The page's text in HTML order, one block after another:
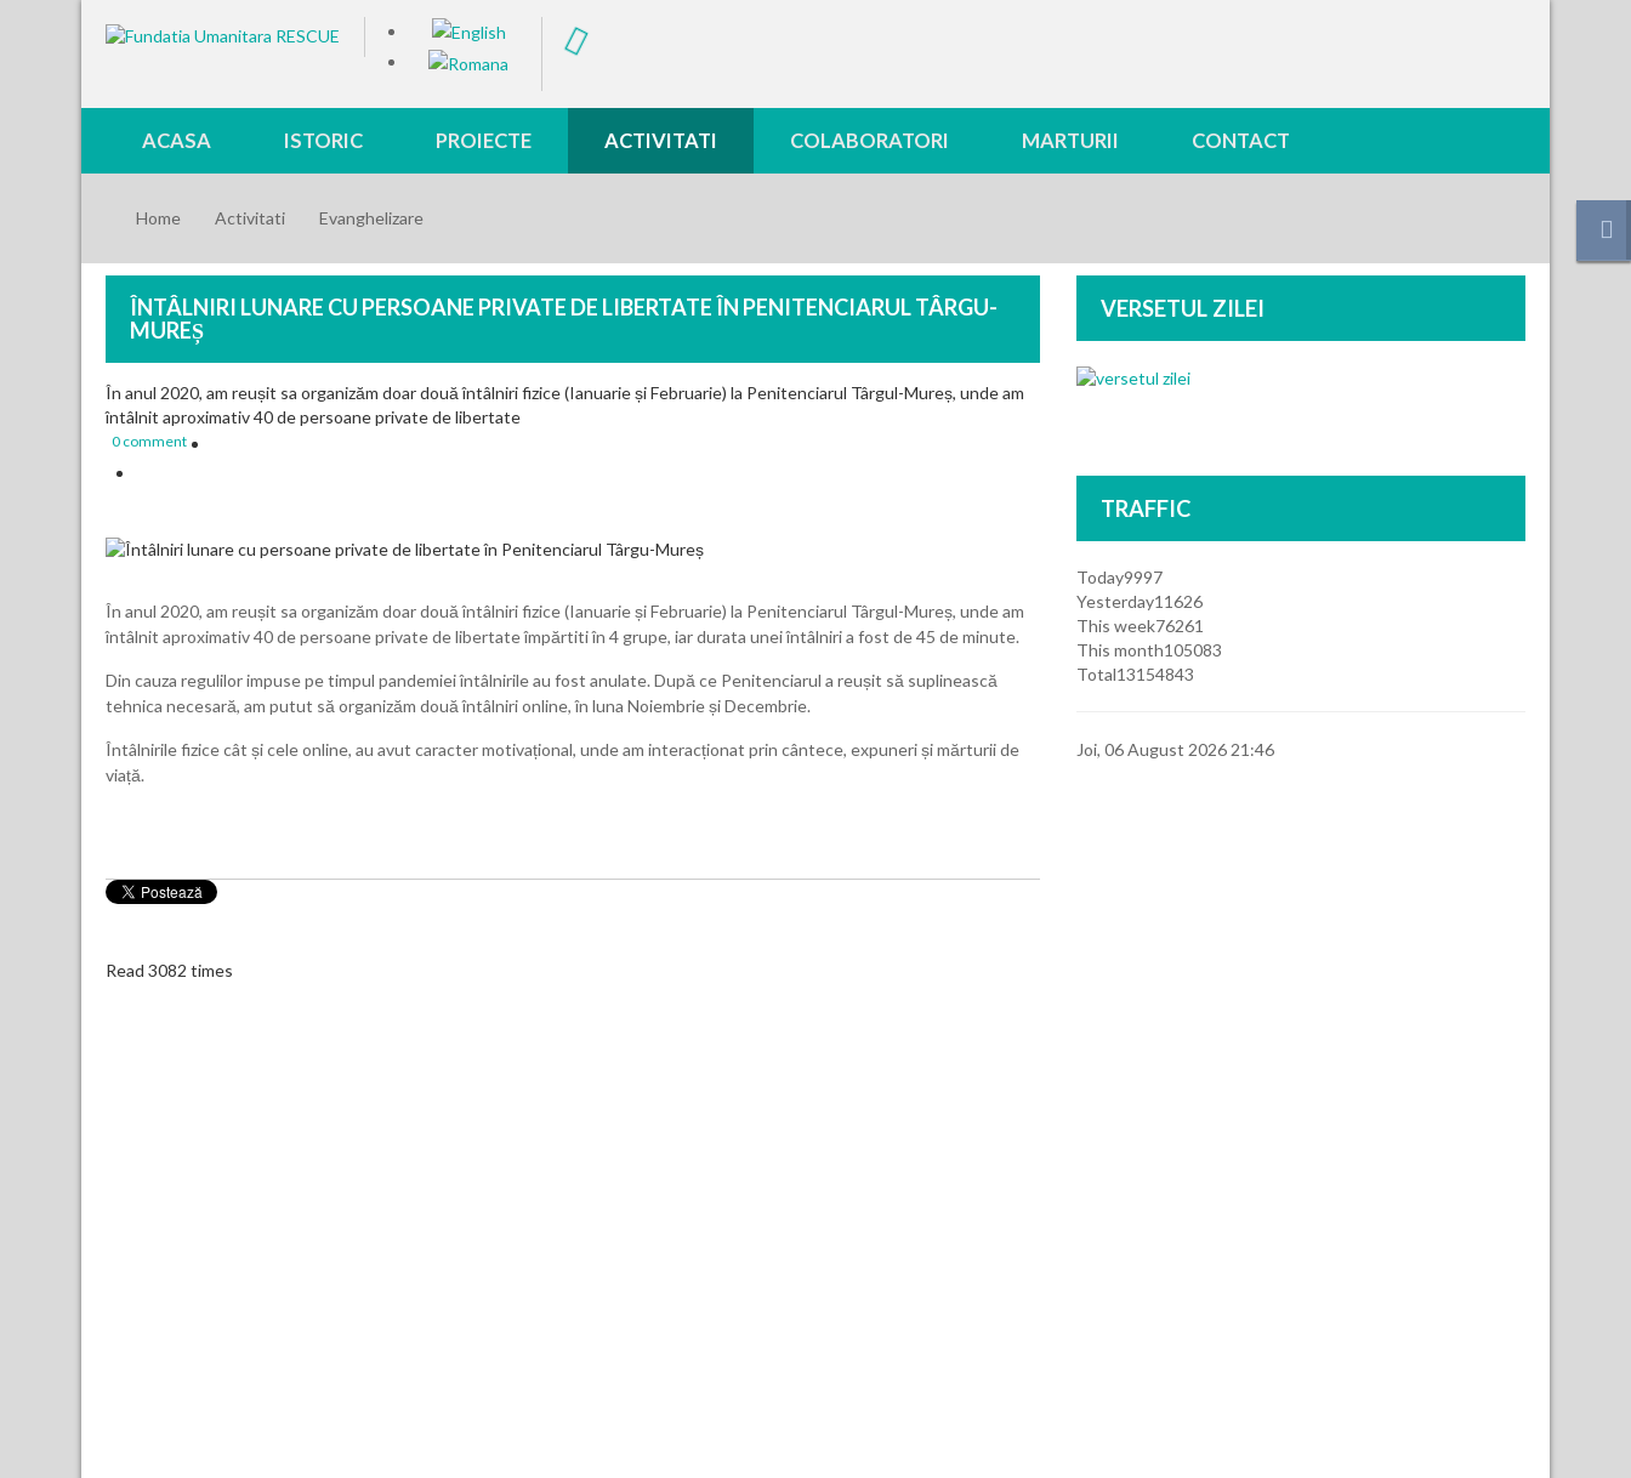
ACASA ISTORIC PROIECTE ACTIVITATI COLABORATORI MARTURII CONTACT
Home Activitati Evanghelizare
ÎNTÂLNIRI LUNARE CU PERSOANE PRIVATE DE LIBERTATE ÎN PENITENCIARUL TÂRGU-
MUREȘ
În anul 2020, am reușit sa organizăm doar două întâlniri fizice (Ianuarie și Februarie) la Penitenciarul Târgul-Mureș, unde am
întâlnit aproximativ 40 de persoane private de libertate
0 comment
În anul 2020, am reușit sa organizăm doar două întâlniri fizice (Ianuarie și Februarie) la Penitenciarul Târgul-Mureș, unde am
întâlnit aproximativ 40 de persoane private de libertate împărtiti în 4 grupe, iar durata unei întâlniri a fost de 45 de minute.
Din cauza regulilor impuse pe timpul pandemiei întâlnirile au fost anulate. După ce Penitenciarul a reușit să suplinească
tehnica necesară, am putut să organizăm două întâlniri online, în luna Noiembrie și Decembrie.
Întâlnirile fizice cât și cele online, au avut caracter motivațional, unde am interacționat prin cântece, expuneri și mărturii de
viață.
Read 3082 times
VERSETUL ZILEI
TRAFFIC
Today9997
Yesterday11626
This week76261
This month105083
Total13154843
Joi, 06 August 2026 21:46